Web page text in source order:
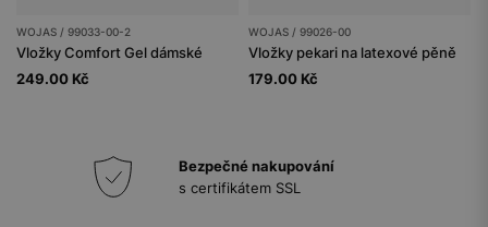
WOJAS / 99033-00-2
Vložky Comfort Gel dámské
249.00 Kč
WOJAS / 99026-00
Vložky pekari na latexové pěně
179.00 Kč
Bezpečné nakupování
s certifikátem SSL